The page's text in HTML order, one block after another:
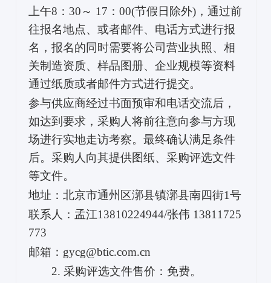
上午8：30～ 17：00(节假日除外)，通过前
往报名地点、或者邮件、电话方式进行报
名，报名的同时需要将公司营业执照、相
关制造资质、样品图册、企业规模等资料
通过纸质或者邮件方式进行提交。
参与供应商经过书面预审和电话交流后，
如达到要求，采购人将前往意向参与方现
场进行实地走访考察。最终确认满足条件
后。采购人向其提供图纸、采购评选文件
等文件。
地址：北京市通州区漷县镇漷县南四街1号
联系人：孟江13810224944/张伟 13811725
773
邮箱：gycg@btic.com.cn
2. 采购评选文件售价：免费。